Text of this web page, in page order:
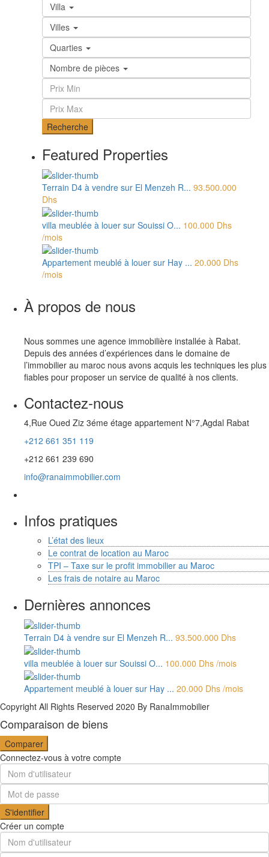
Villa
Villes
Quarties
Nombre de pièces
Recherche
Featured Properties
Terrain D4 à vendre sur El Menzeh R... 93.500.000
Dhs
villa meublée à louer sur Souissi O... 100.000 Dhs
/mois
Appartement meublé à louer sur Hay ... 20.000 Dhs
/mois
À propos de nous
Nous sommes une agence immobilière installée à Rabat.
Depuis des années d’expériences dans le domaine de
l’immobilier au maroc nous avons acquis les techniques les plus
fiables pour proposer un service de qualité à nos clients.
Contactez-nous
4,Rue Oued Ziz 3éme étage appartement N°7,Agdal Rabat
+212 661 351 119
+212 661 239 690
info@ranaimmobilier.com
Infos pratiques
L’état des lieux
Le contrat de location au Maroc
TPI – Taxe sur le profit immobilier au Maroc
Les frais de notaire au Maroc
Dernières annonces
Terrain D4 à vendre sur El Menzeh R... 93.500.000 Dhs
villa meublée à louer sur Souissi O... 100.000 Dhs /mois
Appartement meublé à louer sur Hay ... 20.000 Dhs /mois
Copyright All Rights Reserved 2020 By RanaImmobilier
Comparaison de biens
Comparer
Connectez-vous à votre compte
S'identifier
Créer un compte